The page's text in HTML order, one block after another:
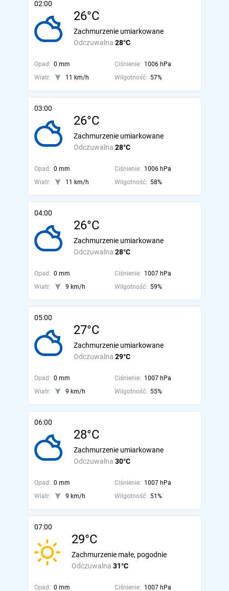
02:00
26°C
Odczuwalna 28°C
Zachmurzenie umiarkowane
Opad: 0 mm Ciśnienie: 1006 hPa
Wiatr:
11 km/h Wilgotność: 57%
03:00
26°C
Odczuwalna 28°C
Zachmurzenie umiarkowane
Opad: 0 mm Ciśnienie: 1006 hPa
Wiatr:
11 km/h Wilgotność: 58%
04:00
26°C
Odczuwalna 28°C
Zachmurzenie umiarkowane
Opad: 0 mm Ciśnienie: 1007 hPa
Wiatr:
9 km/h Wilgotność: 59%
05:00
27°C
Odczuwalna 29°C
Zachmurzenie umiarkowane
Opad: 0 mm Ciśnienie: 1007 hPa
Wiatr:
9 km/h Wilgotność: 55%
06:00
28°C
Odczuwalna 30°C
Zachmurzenie umiarkowane
Opad: 0 mm Ciśnienie: 1007 hPa
Wiatr:
9 km/h Wilgotność: 51%
07:00
29°C
Odczuwalna 31°C
Zachmurzenie małe, pogodnie
Opad: 0 mm Ciśnienie: 1007 hPa